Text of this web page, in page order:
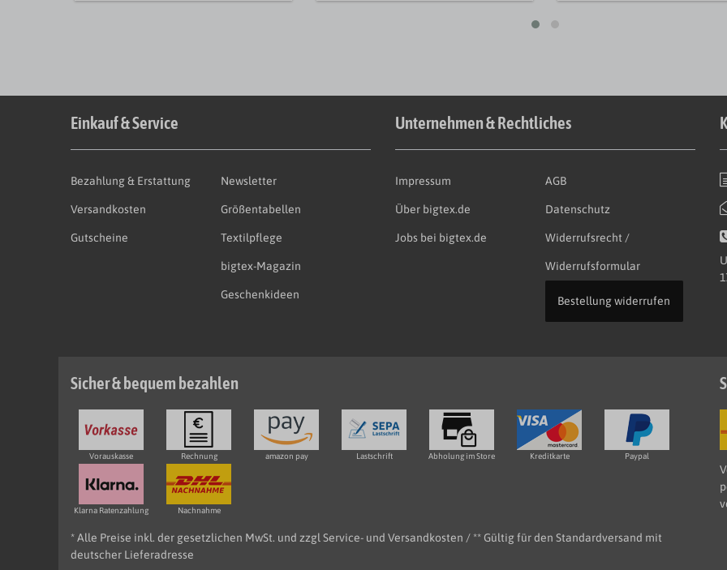
Einkauf & Service
Bezahlung & Erstattung
Versandkosten
Gutscheine
Newsletter
Größentabellen
Textilpflege
bigtex-Magazin
Geschenkideen
Unternehmen & Rechtliches
Impressum
Über bigtex.de
Jobs bei bigtex.de
AGB
Datenschutz
Widerrufsrecht /
Widerrufsformular
Bestellung widerrufen
Sicher & bequem bezahlen
Vorauskasse Rechnung amazon pay Lastschrift Abholung im Store Kreditkarte Paypal
Klarna Ratenzahlung Nachnahme
* Alle Preise inkl. der gesetzlichen MwSt. und zzgl Service- und Versandkosten / ** Gültig für den Standardversand mit
deutscher Lieferadresse